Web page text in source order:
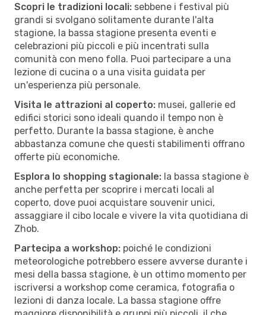
Scopri le tradizioni locali: sebbene i festival più
grandi si svolgano solitamente durante l'alta
stagione, la bassa stagione presenta eventi e
celebrazioni più piccoli e più incentrati sulla
comunità con meno folla. Puoi partecipare a una
lezione di cucina o a una visita guidata per
un'esperienza più personale.
Visita le attrazioni al coperto: musei, gallerie ed
edifici storici sono ideali quando il tempo non è
perfetto. Durante la bassa stagione, è anche
abbastanza comune che questi stabilimenti offrano
offerte più economiche.
Esplora lo shopping stagionale: la bassa stagione è
anche perfetta per scoprire i mercati locali al
coperto, dove puoi acquistare souvenir unici,
assaggiare il cibo locale e vivere la vita quotidiana di
Zhob.
Partecipa a workshop: poiché le condizioni
meteorologiche potrebbero essere avverse durante i
mesi della bassa stagione, è un ottimo momento per
iscriversi a workshop come ceramica, fotografia o
lezioni di danza locale. La bassa stagione offre